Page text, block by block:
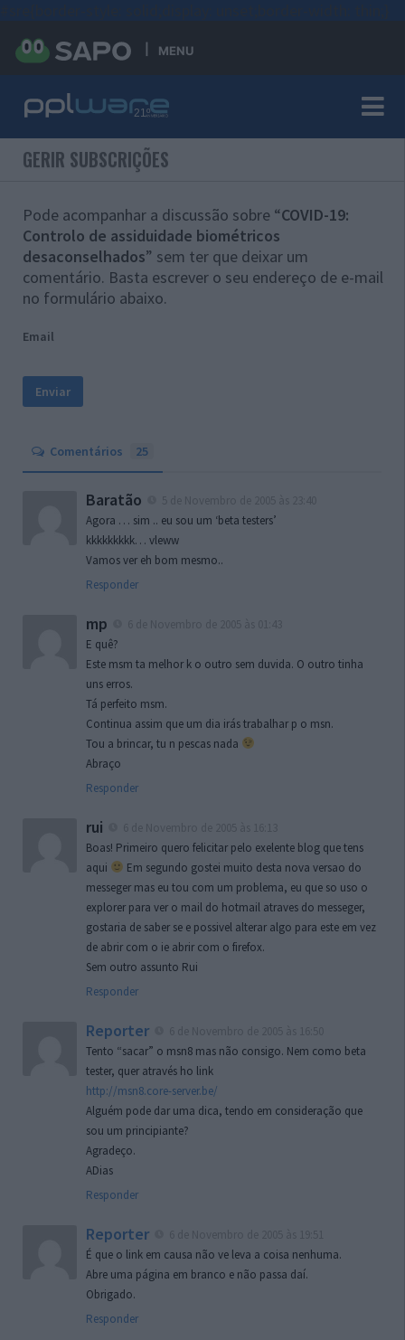
MENU
GERIR SUBSCRIÇÕES
Pode acompanhar a discussão sobre “COVID-19:
Controlo de assiduidade biométricos
desaconselhados” sem ter que deixar um
comentário. Basta escrever o seu endereço de e-mail
no formulário abaixo.
Email
Comentários 25
Baratão
Agora … sim .. eu sou um ‘beta testers’
kkkkkkkkk… vleww
Vamos ver eh bom mesmo..
Responder
mp
E quê?
Este msm ta melhor k o outro sem duvida. O outro tinha
uns erros.
Tá perfeito msm.
Continua assim que um dia irás trabalhar p o msn.
Tou a brincar, tu n pescas nada
Abraço
Responder
rui
Boas! Primeiro quero felicitar pelo exelente blog que tens
aqui
Em segundo gostei muito desta nova versao do
messeger mas eu tou com um problema, eu que so uso o
explorer para ver o mail do hotmail atraves do messeger,
gostaria de saber se e possivel alterar algo para este em vez
de abrir com o ie abrir com o firefox.
Sem outro assunto Rui
Responder
Reporter
Tento “sacar” o msn8 mas não consigo. Nem como beta
tester, quer através ho link
http://msn8.core-server.be/
Alguém pode dar uma dica, tendo em consideração que
sou um principiante?
Agradeço.
ADias
Responder
Reporter
É que o link em causa não ve leva a coisa nenhuma.
Abre uma página em branco e não passa daí.
Obrigado.
Responder